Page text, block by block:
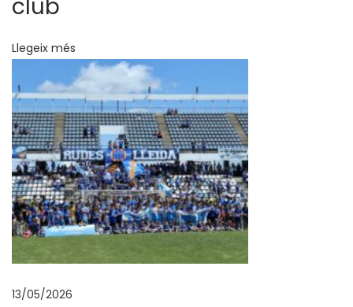
f
c
a
l
d
e
l
P
r
e
club
Llegeix més
13/05/2026